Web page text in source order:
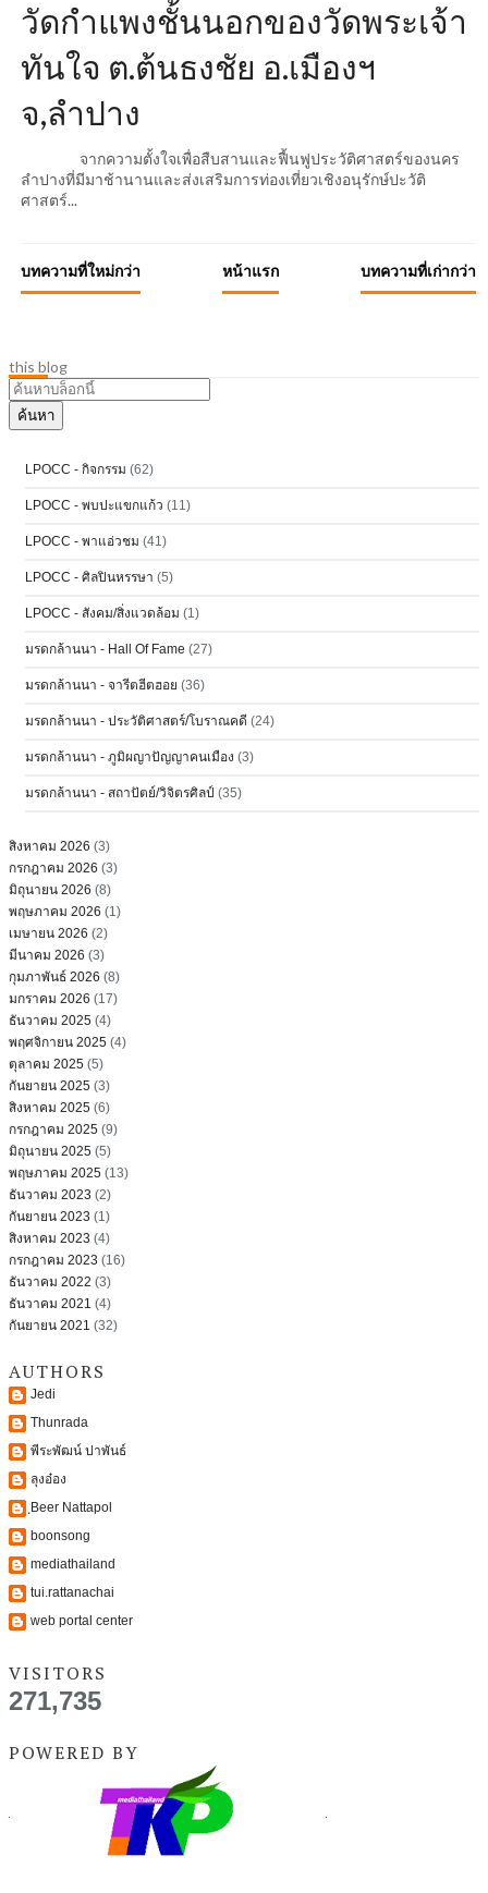
วัดกำแพงชั้นนอกของวัดพระเจ้า
ทันใจ ต.ต้นธงชัย อ.เมืองฯ
จ,ลำปาง
จากความตั้งใจเพื่อสืบสานและฟื้นฟูประวัติศาสตร์ของนคร
ลำปางที่มีมาช้านานและส่งเสริมการท่องเที่ยวเชิงอนุรักษ์ปะวัติ
ศาสตร์...
บทความที่ใหม่กว่า บทความที่เก่ากว่า
หน้าแรก
this blog
LPOCC - กิจกรรม (62)
LPOCC - พบปะแขกแก้ว (11)
LPOCC - พาแอ่วชม (41)
LPOCC - ศิลปินหรรษา (5)
LPOCC - สังคม/สิ่งแวดล้อม (1)
มรดกล้านนา - Hall Of Fame (27)
มรดกล้านนา - จารีตฮีตฮอย (36)
มรดกล้านนา - ประวัติศาสตร์/โบราณคดี (24)
มรดกล้านนา - ภูมิผญาปัญญาคนเมือง (3)
มรดกล้านนา - สถาปัตย์/วิจิตรศิลป์ (35)
สิงหาคม 2026 (3)
กรกฎาคม 2026 (3)
มิถุนายน 2026 (8)
พฤษภาคม 2026 (1)
เมษายน 2026 (2)
มีนาคม 2026 (3)
กุมภาพันธ์ 2026 (8)
มกราคม 2026 (17)
ธันวาคม 2025 (4)
พฤศจิกายน 2025 (4)
ตุลาคม 2025 (5)
กันยายน 2025 (3)
สิงหาคม 2025 (6)
กรกฎาคม 2025 (9)
มิถุนายน 2025 (5)
พฤษภาคม 2025 (13)
ธันวาคม 2023 (2)
กันยายน 2023 (1)
สิงหาคม 2023 (4)
กรกฎาคม 2023 (16)
ธันวาคม 2022 (3)
ธันวาคม 2021 (4)
กันยายน 2021 (32)
AUTHORS
Jedi
Thunrada
พีระพัฒน์ ปาพันธ์
ลุงอ๋อง
ฺBeer Nattapol
boonsong
mediathailand
tui.rattanachai
web portal center
VISITORS
271,735
POWERED BY